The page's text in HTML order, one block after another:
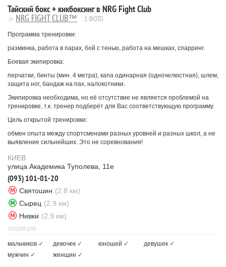
Тайский бокс + кикбоксинг в NRG Fight Club
NRG FIGHT CLUB™ 1 ФОТО
Программа тренировки:
разминка, работа в парах, бой с тенью, работа на мешках, спарринг.
Боевая экипировка:
перчатки, бинты (мин. 4 метра), капа одинарная (одночелюстная), шлем,
защита ног, бандаж на пах, налокотники.
Экипировка необходима, но её отсутствие не является проблемой на
тренировке, т.к. тренер подберёт для Вас соответствующую программу.
Цель открытой тренировки:
обмен опыта между спортсменами разных уровней и разных школ, а не
выявление сильнейших. Это не соревнования!
КИЕВ
улица Академика Туполева, 11е
(093) 101-01-20
Святошин (2.8 км)
Сырец (2.9 км)
Нивки (2.9 км)
СЕКЦИЯ ДЛЯ
мальчиков ✓ девочек ✓ юношей ✓ девушек ✓
мужчин ✓ женщин ✓